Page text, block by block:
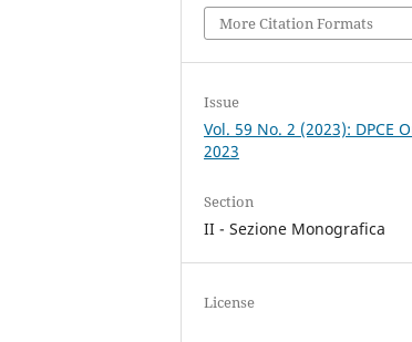
More Citation Formats
Issue
Vol. 59 No. 2 (2023): DPCE
2023
Section
II - Sezione Monografica
License